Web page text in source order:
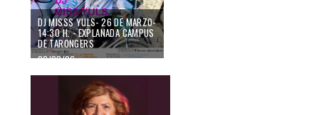
DJ MISSS YULS- 26 DE MARZO-
14:30 H. - EXPLANADA CAMPUS
DE TARONGERS
23/03/26